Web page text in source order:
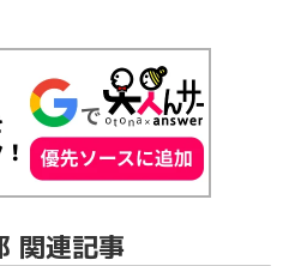
関連記事